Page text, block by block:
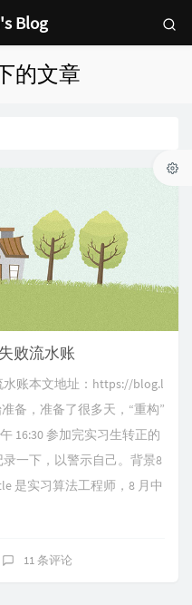
Blog
的文章
败流水账
账本文地址：https://blog.l
备，准备了很多天，“重构”
16:30 参加完实习生转正的
一下，以警示自己。背景8
是实习算法工程师，8 月中
11 条评论